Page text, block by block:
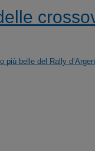
più belle del Rally